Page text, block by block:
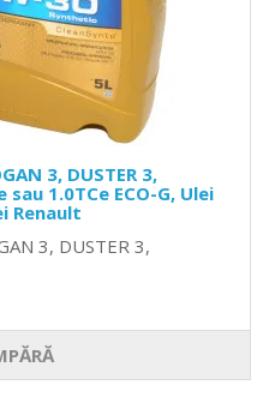
3, DUSTER 3,
sau 1.0TCe ECO-G, Ulei
Renault
3, DUSTER 3,